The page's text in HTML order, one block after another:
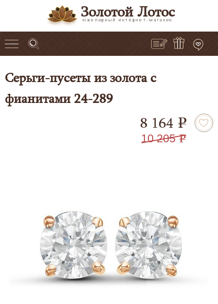
Золотой Лотос
ювелирный интернет-магазин
Серьги-пусеты из золота с
фианитами 24-289
8 164 e
10 205 e